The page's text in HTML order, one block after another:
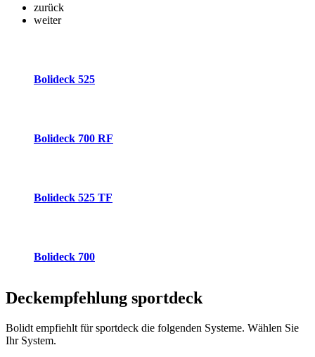
zurück
weiter
Bolideck 525
Bolideck 700 RF
Bolideck 525 TF
Bolideck 700
Deckempfehlung sportdeck
Bolidt empfiehlt für sportdeck die folgenden Systeme. Wählen Sie
Ihr System.